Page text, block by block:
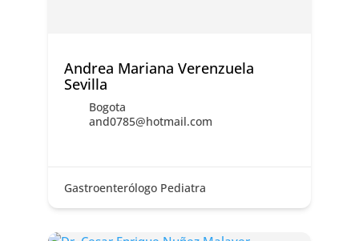
Andrea Mariana Verenzuela
Sevilla
Bogota
and0785@hotmail.com
Gastroenterólogo Pediatra